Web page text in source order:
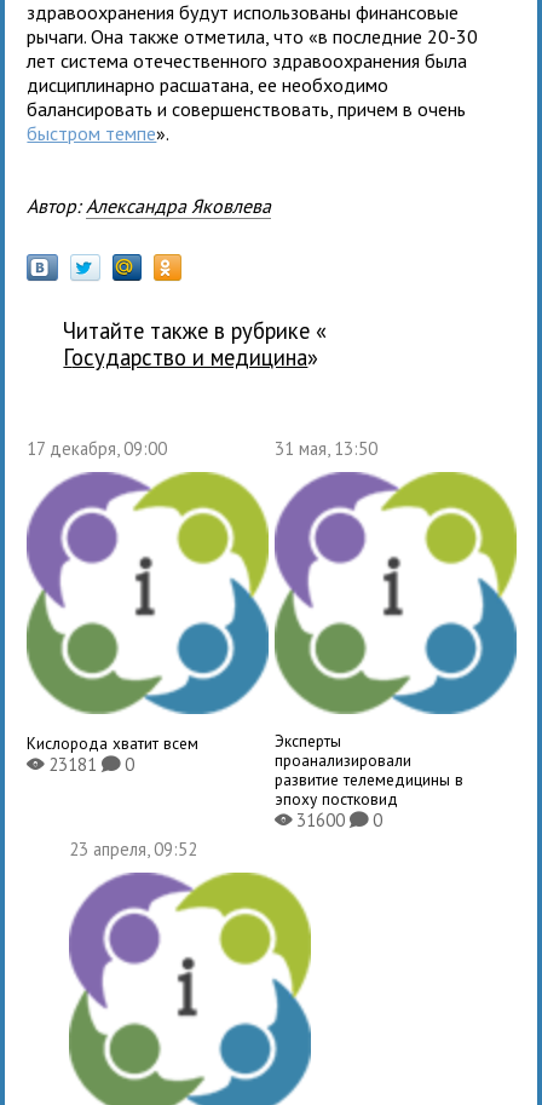
здравоохранения будут использованы финансовые
рычаги. Она также отметила, что «в последние 20-30
лет система отечественного здравоохранения была
дисциплинарно расшатана, ее необходимо
балансировать и совершенствовать, причем в очень
быстром темпе».
Автор: Александра Яковлева
Читайте также в рубрике «
государство и медицина»
17 декабря, 09:00
Кислорода хватит всем
X23181K0
31 мая, 13:50
Эксперты
проанализировали
развитие телемедицины в
эпоху постковид
X31600 K0
23 апреля, 09:52